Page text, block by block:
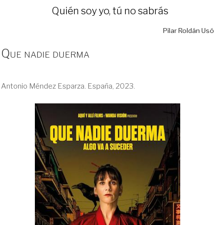
Quién soy yo, tú no sabrás
Pilar Roldán Usó
Que nadie duerma
Antonio Méndez Esparza. España, 2023.